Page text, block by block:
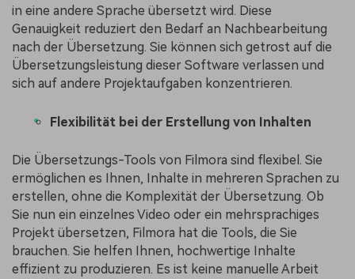
in eine andere Sprache übersetzt wird. Diese
Genauigkeit reduziert den Bedarf an Nachbearbeitung
nach der Übersetzung. Sie können sich getrost auf die
Übersetzungsleistung dieser Software verlassen und
sich auf andere Projektaufgaben konzentrieren.
Flexibilität bei der Erstellung von Inhalten
Die Übersetzungs-Tools von Filmora sind flexibel. Sie
ermöglichen es Ihnen, Inhalte in mehreren Sprachen zu
erstellen, ohne die Komplexität der Übersetzung. Ob
Sie nun ein einzelnes Video oder ein mehrsprachiges
Projekt übersetzen, Filmora hat die Tools, die Sie
brauchen. Sie helfen Ihnen, hochwertige Inhalte
effizient zu produzieren. Es ist keine manuelle Arbeit